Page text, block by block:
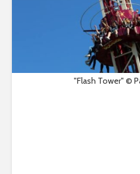
"Flash Tower" ©